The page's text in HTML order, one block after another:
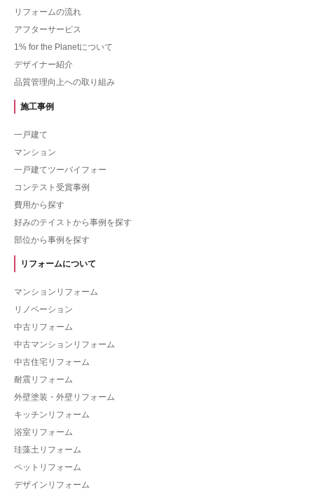
リフォームの流れ
アフターサービス
1% for the Planetについて
デザイナー紹介
品質管理向上への取り組み
施工事例
一戸建て
マンション
一戸建てツーバイフォー
コンテスト受賞事例
費用から探す
好みのテイストから事例を探す
部位から事例を探す
リフォームについて
マンションリフォーム
リノベーション
中古リフォーム
中古マンションリフォーム
中古住宅リフォーム
耐震リフォーム
外壁塗装・外壁リフォーム
キッチンリフォーム
浴室リフォーム
珪藻土リフォーム
ペットリフォーム
デザインリフォーム